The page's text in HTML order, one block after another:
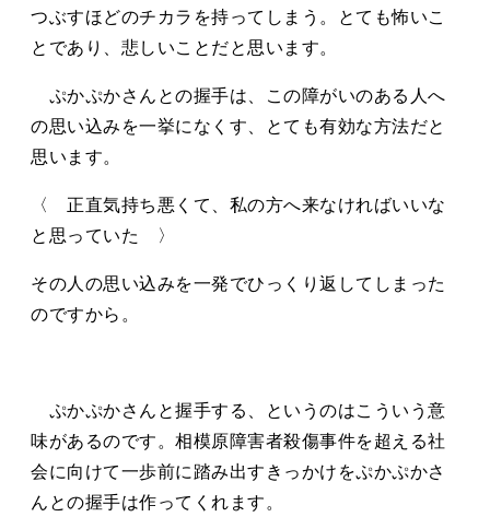
つぶすほどのチカラを持ってしまう。とても怖いこ
とであり、悲しいことだと思います。
ぷかぷかさんとの握手は、この障がいのある人へ
の思い込みを一挙になくす、とても有効な方法だと
思います。
〈 正直気持ち悪くて、私の方へ来なければいいな
と思っていた 〉
その人の思い込みを一発でひっくり返してしまった
のですから。
ぷかぷかさんと握手する、というのはこういう意
味があるのです。相模原障害者殺傷事件を超える社
会に向けて一歩前に踏み出すきっかけをぷかぷかさ
んとの握手は作ってくれます。